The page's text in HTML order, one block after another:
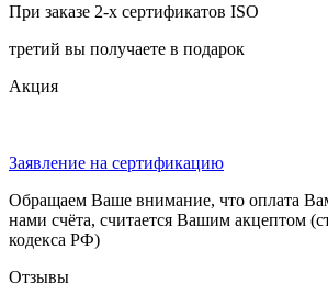
При заказе 2-х сертификатов ISO
третий вы получаете в подарок
Акция
Заявление на сертификацию
Обращаем Ваше внимание, что оплата
нами счёта, считается Вашим акцептом
кодекса РФ)
Отзывы